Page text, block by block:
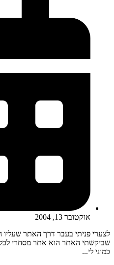
אוקטובר 13, 2004
לצערי פניתי בעבר דרך האתר
שביקשתי האתר הוא אתר מסחרי לכל
כמוני לי...